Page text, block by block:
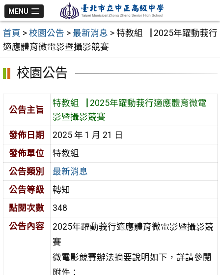
跳
至
主
要
MENU
首頁 > 校園公告 > 最新消息 > 特教組▕ 2025年躍動莪行
適應體育微電影暨攝影競賽
校園公告
公告主旨
特教組▕ 2025年躍動莪行適應體育微電
影暨攝影競賽
發佈日期
2025 年 1 月 21 日
發佈單位
特教組
公告類別
最新消息
公告等級
轉知
點閱次數
348
公告內容
2025年躍動莪行適應體育微電影暨攝影競
賽
微電影競賽辦法摘要說明如下，詳請參閱
附件：